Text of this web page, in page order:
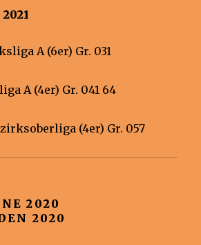
A (6er) Gr. 031
A (4er) Gr. 041 64
(4er) Gr. 057
2020
2020